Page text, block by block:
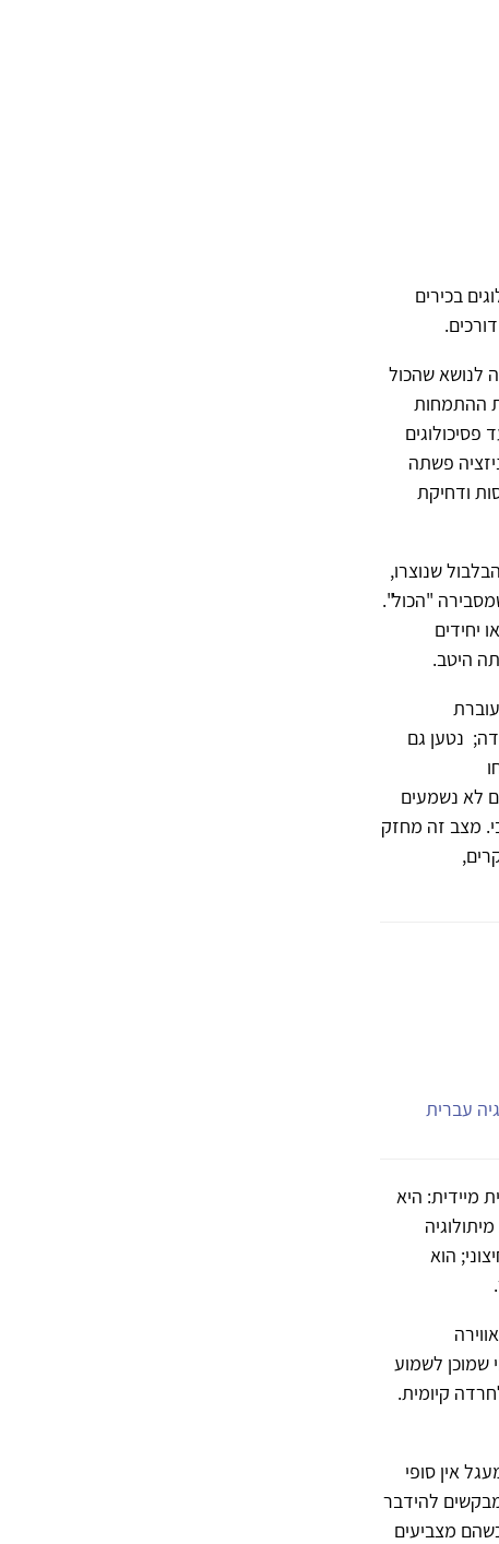
בכירים
לנושא שהכול
ההתמחות
פשתה
ודחיקת
שנוצרו,
"הכול".
יחידים
היטב.
נטען גם
לא נשמעים
מצב זה מחזק
עברית
מיידית: היא
הוא
שמוכן לשמוע
קיומית.
אין סופי
להידבר
מצביעים